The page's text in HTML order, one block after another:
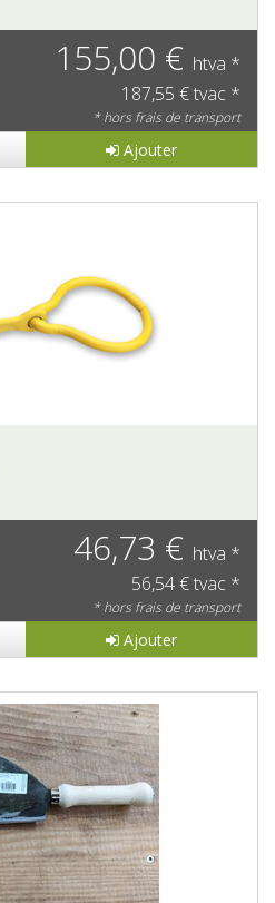
155,00 € htva *
187,55 € tvac *
* hors frais de transport
Ajouter
46,73 € htva *
56,54 € tvac *
* hors frais de transport
Ajouter